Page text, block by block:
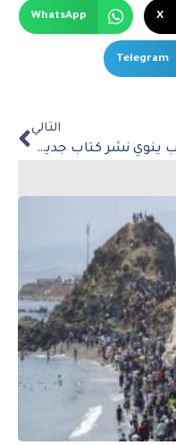
X
WhatsApp
Telegram
التالي
ترامب ينوي نشر كتاب جديد عن رسائل زعماء ومشاهير